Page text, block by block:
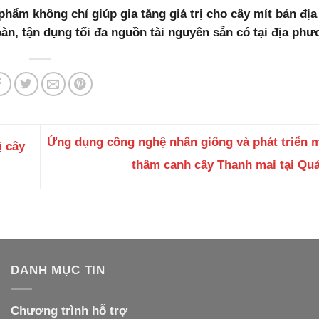
không chỉ giúp gia tăng giá trị cho cây mít bản
tận dụng tối đa nguồn tài nguyên sẵn có tại địa
cây
Ứng dụng công nghệ nhân giống và phát triển
thâm canh cây Thanh mai tại
DANH MỤC TIN
Chương trình hỗ trợ